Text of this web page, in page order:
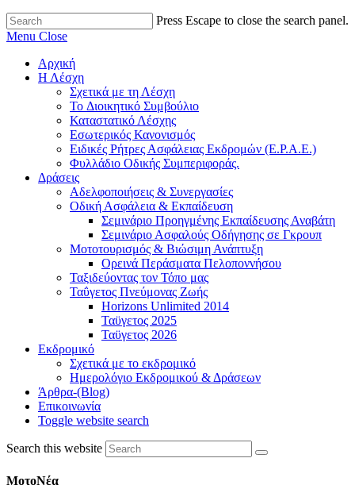
Press Escape to close the search panel.
Menu Close
Αρχική
Η Λέσχη
Σχετικά με τη Λέσχη
Το Διοικητικό Συμβούλιο
Καταστατικό Λέσχης
Εσωτερικός Κανονισμός
Ειδικές Ρήτρες Ασφάλειας Εκδρομών (Ε.Ρ.Α.Ε.)
Φυλλάδιο Οδικής Συμπεριφοράς.
Δράσεις
Αδελφοποιήσεις & Συνεργασίες
Οδική Ασφάλεια & Εκπαίδευση
Σεμινάριο Προηγμένης Εκπαίδευσης Αναβάτη
Σεμινάριο Ασφαλούς Οδήγησης σε Γκρουπ
Μοτοτουρισμός & Βιώσιμη Ανάπτυξη
Ορεινά Περάσματα Πελοποννήσου
Ταξιδεύοντας τον Τόπο μας
Ταΰγετος Πνεύμονας Ζωής
Horizons Unlimited 2014
Ταϋγετος 2025
Ταϋγετος 2026
Εκδρομικό
Σχετικά με το εκδρομικό
Ημερολόγιο Εκδρομικού & Δράσεων
Άρθρα-(Blog)
Επικοινωνία
Toggle website search
Search this website
ΜοτοΝέα